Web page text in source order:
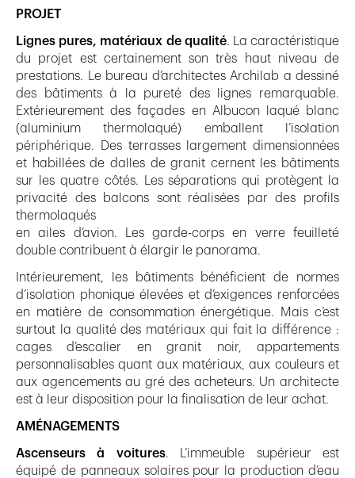
PROJET
Lignes pures, matériaux de qualité. La caractéristique
du projet est certainement son très haut niveau de
prestations. Le bureau d’architectes Archilab a dessiné
des bâtiments à la pureté des lignes remarquable.
Extérieurement des façades en Albucon laqué blanc
(aluminium thermolaqué) emballent l’isolation
périphérique. Des terrasses largement dimensionnées
et habillées de dalles de granit cernent les bâtiments
sur les quatre côtés. Les séparations qui protègent la
privacité des balcons sont réalisées par des profils
thermolaqués
en ailes d’avion. Les garde-corps en verre feuilleté
double contribuent à élargir le panorama.
Intérieurement, les bâtiments bénéficient de normes
d’isolation phonique élevées et d’exigences renforcées
en matière de consommation énergétique. Mais c’est
surtout la qualité des matériaux qui fait la différence :
cages d’escalier en granit noir, appartements
personnalisables quant aux matériaux, aux couleurs et
aux agencements au gré des acheteurs. Un architecte
est à leur disposition pour la finalisation de leur achat.
AMÉNAGEMENTS
Ascenseurs à voitures. L’immeuble supérieur est
équipé de panneaux solaires pour la production d’eau